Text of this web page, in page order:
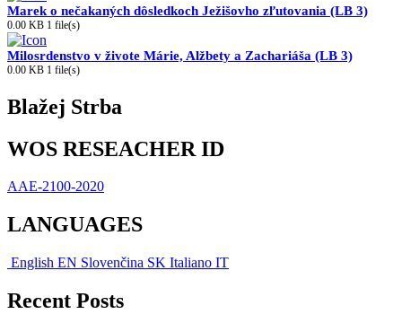
Marek o nečakaných dôsledkoch Ježišovho zľutovania (LB 3)
0.00 KB 1 file(s)
Milosrdenstvo v živote Márie, Alžbety a Zachariáša (LB 3)
0.00 KB 1 file(s)
Blažej Strba
WOS RESEACHER ID
AAE-2100-2020
LANGUAGES
English EN Slovenčina SK Italiano IT
Recent Posts